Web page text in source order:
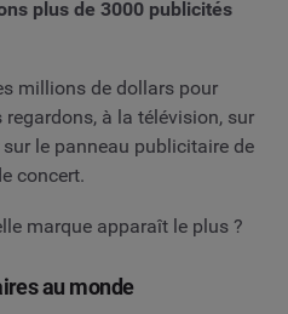
plus de 3000 publicités
millions de dollars pour
à la télévision, sur
le panneau publicitaire de
concert.
marque apparaît le plus ?
au monde